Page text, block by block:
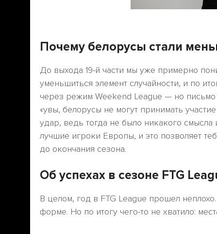
Почему белорусы стали
До выхода 19-й части мы уже примерно
уменьшиться элемент случайности, и по
через режим Weekend League — но письмо
«увы, белорусы не могут принимать
удар, ведь тогда не было никакого
лучшие игроки Европы, и это позволяет
до окончания сезона.
Об успехах в сезоне FTG
В целом, год в FTG League прошел
форме. Но по итогу чего-то не хватило: